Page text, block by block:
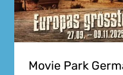
Movie Park